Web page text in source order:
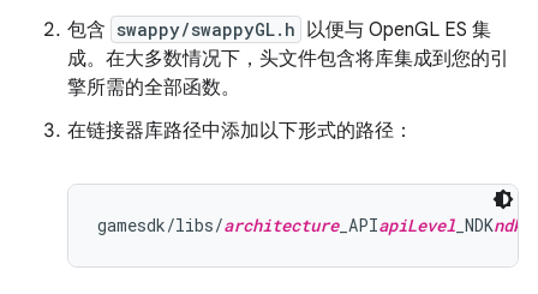
包含 swappy/swappyGL.h 以便与 OpenGL ES 集
成。在大多数情况下，头文件包含将库集成到您的引
擎所需的全部函数。
在链接器库路径中添加以下形式的路径：
gamesdk/libs/architecture_APIapiLevel _NDK